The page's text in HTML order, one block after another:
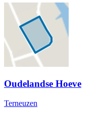
Oudelandse Hoeve
Terneuzen